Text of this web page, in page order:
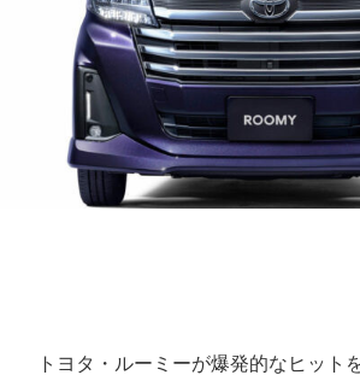
トヨタ・ルーミーが爆発的なヒット